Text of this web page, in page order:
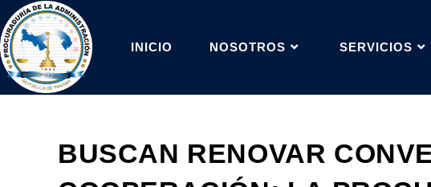
INICIO NOSOTROS SERVICIOS
BUSCAN RENOVAR